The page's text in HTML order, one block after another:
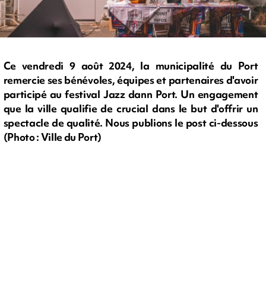
Ce vendredi 9 août 2024, la municipalité du Port
remercie ses bénévoles, équipes et partenaires d'avoir
participé au festival Jazz dann Port. Un engagement
que la ville qualifie de crucial dans le but d'offrir un
spectacle de qualité. Nous publions le post ci-dessous
(Photo : Ville du Port)